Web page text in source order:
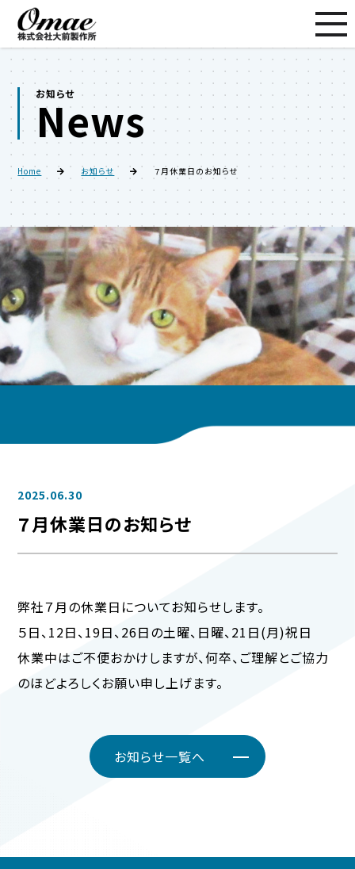
お知らせ
News
Home お知らせ ７月休業日のお知らせ
2025.06.30
７月休業日のお知らせ
弊社７月の休業日についてお知らせします。
５日、12日、19日、26日の土曜、日曜、21日(月)祝日
休業中はご不便おかけしますが、何卒、ご理解とご協力
のほどよろしくお願い申し上げます。
お知らせ一覧へ